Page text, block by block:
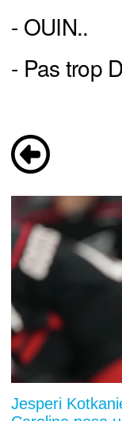
- OUIN..
- Pas trop
Jesperi